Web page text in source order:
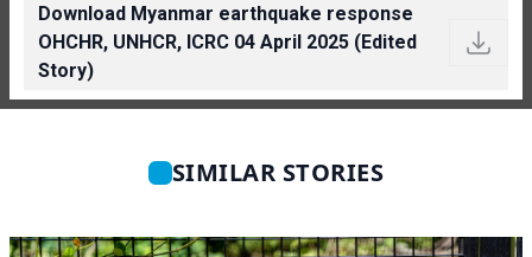
Download Myanmar earthquake response
OHCHR, UNHCR, ICRC 04 April 2025 (Edited
Story)
SIMILAR STORIES